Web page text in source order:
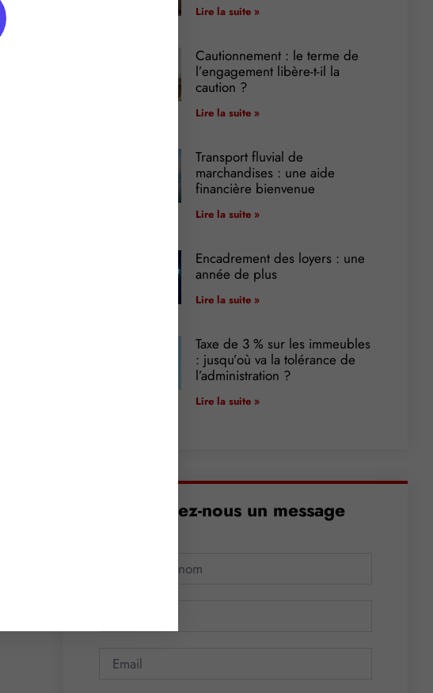
Lire la suite »
Cautionnement : le terme de
l’engagement libère-t-il la
caution ?
Lire la suite »
Transport fluvial de
marchandises : une aide
financière bienvenue
Lire la suite »
Encadrement des loyers : une
année de plus
Lire la suite »
Taxe de 3 % sur les immeubles
: jusqu’où va la tolérance de
l’administration ?
Lire la suite »
Envoyez-nous un message